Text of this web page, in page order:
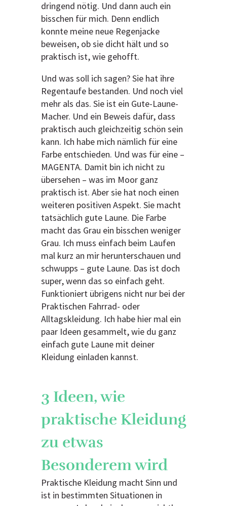
dringend nötig. Und dann auch ein
bisschen für mich. Denn endlich
konnte meine neue Regenjacke
beweisen, ob sie dicht hält und so
praktisch ist, wie gehofft.
Und was soll ich sagen? Sie hat ihre
Regentaufe bestanden. Und noch viel
mehr als das. Sie ist ein Gute-Laune-
Macher. Und ein Beweis dafür, dass
praktisch auch gleichzeitig schön sein
kann. Ich habe mich nämlich für eine
Farbe entschieden. Und was für eine –
MAGENTA. Damit bin ich nicht zu
übersehen – was im Moor ganz
praktisch ist. Aber sie hat noch einen
weiteren positiven Aspekt. Sie macht
tatsächlich gute Laune. Die Farbe
macht das Grau ein bisschen weniger
Grau. Ich muss einfach beim Laufen
mal kurz an mir herunterschauen und
schwupps – gute Laune. Das ist doch
super, wenn das so einfach geht.
Funktioniert übrigens nicht nur bei der
Praktischen Fahrrad- oder
Alltagskleidung. Ich habe hier mal ein
paar Ideen gesammelt, wie du ganz
einfach gute Laune mit deiner
Kleidung einladen kannst.
3 Ideen, wie
praktische Kleidung
zu etwas
Besonderem wird
Praktische Kleidung macht Sinn und
ist in bestimmten Situationen in